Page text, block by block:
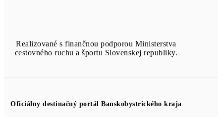
Realizované s finančnou podporou Ministerstva
cestovného ruchu a športu Slovenskej republiky.
Oficiálny destinačný portál Banskobystrického kraja